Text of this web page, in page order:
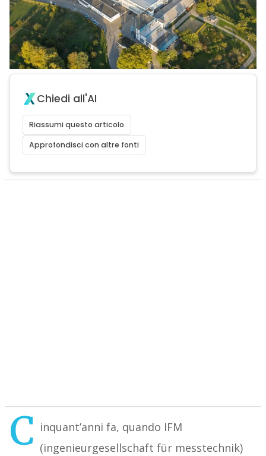
Chiedi all'AI
Riassumi questo articolo
Approfondisci con altre fonti
C inquant’anni fa, quando IFM
(ingenieurgesellschaft für messtechnik)